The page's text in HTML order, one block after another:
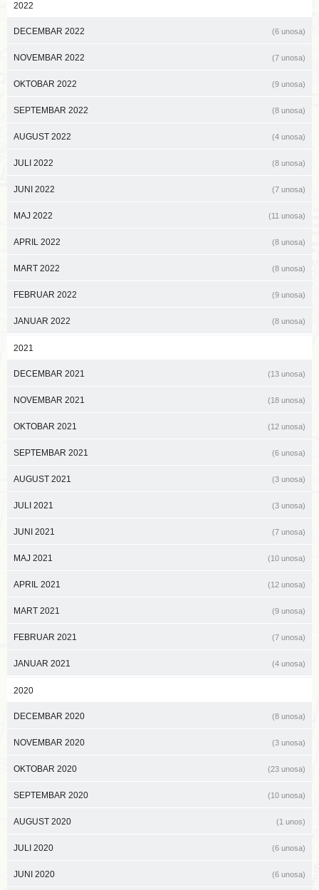
2022
DECEMBAR 2022 (6 unosa)
NOVEMBAR 2022 (7 unosa)
OKTOBAR 2022 (9 unosa)
SEPTEMBAR 2022 (8 unosa)
AUGUST 2022 (4 unosa)
JULI 2022 (8 unosa)
JUNI 2022 (7 unosa)
MAJ 2022 (11 unosa)
APRIL 2022 (8 unosa)
MART 2022 (8 unosa)
FEBRUAR 2022 (9 unosa)
JANUAR 2022 (8 unosa)
2021
DECEMBAR 2021 (13 unosa)
NOVEMBAR 2021 (18 unosa)
OKTOBAR 2021 (12 unosa)
SEPTEMBAR 2021 (6 unosa)
AUGUST 2021 (3 unosa)
JULI 2021 (3 unosa)
JUNI 2021 (7 unosa)
MAJ 2021 (10 unosa)
APRIL 2021 (12 unosa)
MART 2021 (9 unosa)
FEBRUAR 2021 (7 unosa)
JANUAR 2021 (4 unosa)
2020
DECEMBAR 2020 (8 unosa)
NOVEMBAR 2020 (3 unosa)
OKTOBAR 2020 (23 unosa)
SEPTEMBAR 2020 (10 unosa)
AUGUST 2020 (1 unos)
JULI 2020 (6 unosa)
JUNI 2020 (6 unosa)